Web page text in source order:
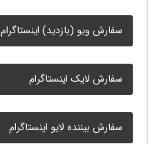
سفارش ویو (بازدید) اینستاگرام
سفارش لایک اینستاگرام
سفارش بیننده لایو اینستاگرام